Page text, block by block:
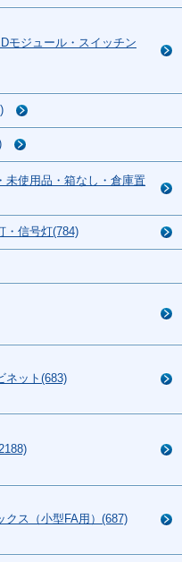
モジュール・スイッチン
使用品・箱なし・倉庫置
信号灯(784)
ネット(683)
ス（小型FA用）(687)